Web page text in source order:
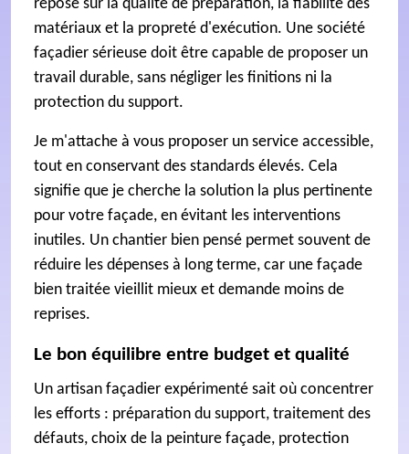
repose sur la qualité de préparation, la fiabilité des
matériaux et la propreté d'exécution. Une société
façadier sérieuse doit être capable de proposer un
travail durable, sans négliger les finitions ni la
protection du support.
Je m'attache à vous proposer un service accessible,
tout en conservant des standards élevés. Cela
signifie que je cherche la solution la plus pertinente
pour votre façade, en évitant les interventions
inutiles. Un chantier bien pensé permet souvent de
réduire les dépenses à long terme, car une façade
bien traitée vieillit mieux et demande moins de
reprises.
Le bon équilibre entre budget et qualité
Un artisan façadier expérimenté sait où concentrer
les efforts : préparation du support, traitement des
défauts, choix de la peinture façade, protection